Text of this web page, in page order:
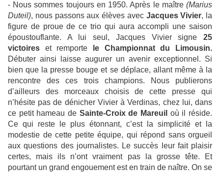
- Nous sommes toujours en 1950. Après le maître(Marius
Duteil), nous passons aux élèves avec Jacques Vivier, la
figure de proue de ce trio qui aura accompli une saison
époustouflante. A lui seul, Jacques Vivier signe 25
victoires et remporte
le Championnat du Limousin.
Débuter ainsi laisse augurer un avenir exceptionnel. Si
bien que la presse bouge et se déplace, allant même à la
rencontre des ces trois champions. Nous publierons
d’ailleurs des morceaux choisis de cette presse qui
n’hésite pas de dénicher Vivier à Verdinas, chez lui, dans
ce petit hameau de Sainte-Croix de Mareuil où il réside.
Ce qui reste le plus étonnant, c’est la simplicité et la
modestie de cette petite équipe, qui répond sans orgueil
aux questions des journalistes. Le succès leur fait plaisir
certes, mais ils n’ont vraiment pas la grosse tête. Et
pourtant un grand engouement est en train de naître. On se